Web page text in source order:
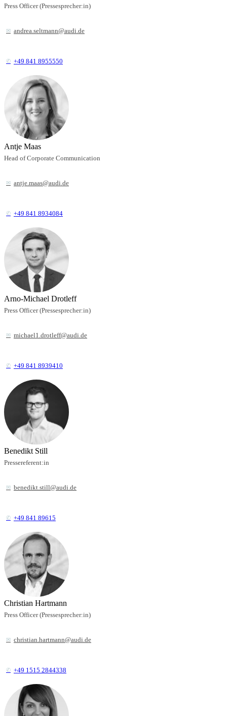
Press Officer (Pressesprecher:in)
andrea.seltmann@audi.de
+49 841 8955550
Antje Maas
Head of Corporate Communication
antje.maas@audi.de
+49 841 8934084
Arno-Michael Drotleff
Press Officer (Pressesprecher:in)
michael1.drotleff@audi.de
+49 841 8939410
Benedikt Still
Pressereferent:in
benedikt.still@audi.de
+49 841 89615
Christian Hartmann
Press Officer (Pressesprecher:in)
christian.hartmann@audi.de
+49 1515 2844338